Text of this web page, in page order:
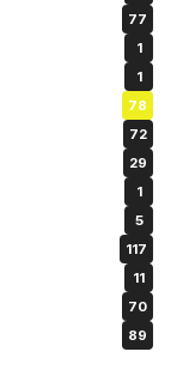
77
1
1
78
72
29
1
5
117
11
70
89